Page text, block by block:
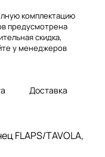
комплектацию
предусмотрена
скидка,
у менеджеров
Доставка
FLAPS/TAVOLA,